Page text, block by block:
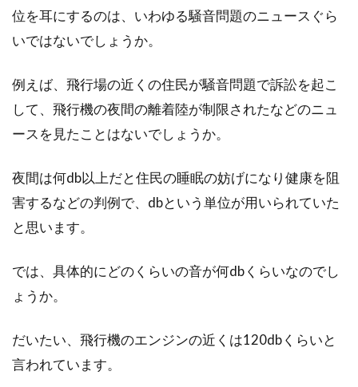
位を耳にするのは、いわゆる騒音問題のニュースぐら
いではないでしょうか。
例えば、飛行場の近くの住民が騒音問題で訴訟を起こ
して、飛行機の夜間の離着陸が制限されたなどのニュ
ースを見たことはないでしょうか。
夜間は何db以上だと住民の睡眠の妨げになり健康を阻
害するなどの判例で、dbという単位が用いられていた
と思います。
では、具体的にどのくらいの音が何dbくらいなのでし
ょうか。
だいたい、飛行機のエンジンの近くは120dbくらいと
言われています。